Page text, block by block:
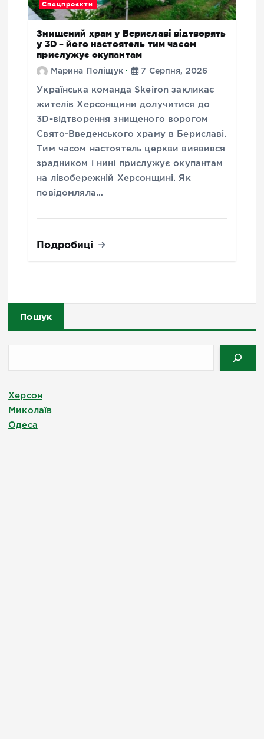
Спецпроєкти
Знищений храм у Бериславі відтворять
у 3D – його настоятель тим часом
прислужує окупантам
Марина Поліщук 7 Серпня, 2026
Українська команда Skeiron закликає
жителів Херсонщини долучитися до
3D-відтворення знищеного ворогом
Свято-Введенського храму в Бериславі.
Тим часом настоятель церкви виявився
зрадником і нині прислужує окупантам
на лівобережній Херсонщині. Як
повідомляла…
Подробиці
Пошук
Херсон
Миколаїв
Одеса